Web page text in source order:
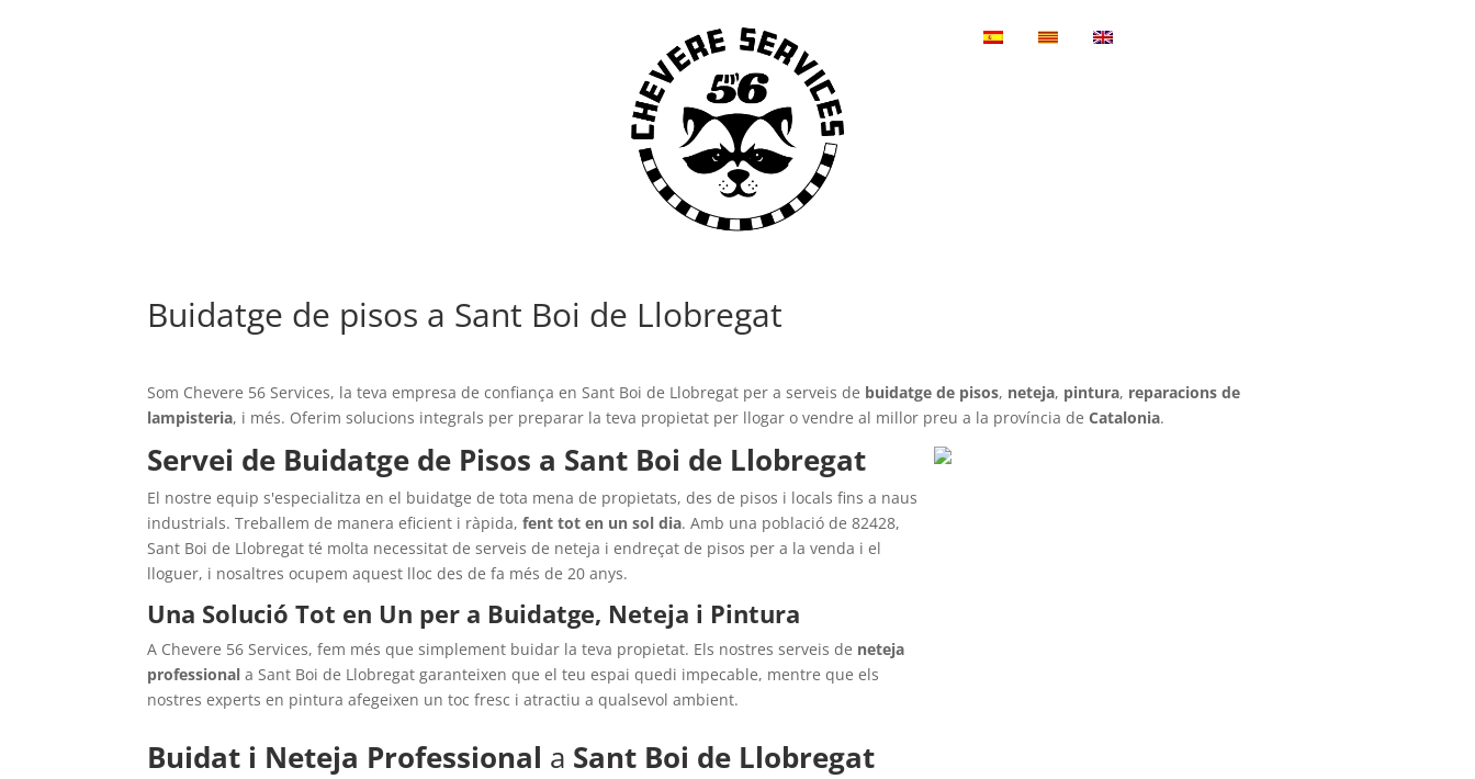
Buidatge de pisos a Sant Boi de Llobregat
Som Chevere 56 Services, la teva empresa de confiança en Sant Boi de Llobregat per a serveis de buidatge de pisos, neteja, pintura, reparacions de
lampisteria, i més. Oferim solucions integrals per preparar la teva propietat per llogar o vendre al millor preu a la província deCatalonia.
Servei de Buidatge de Pisos a Sant Boi de Llobregat
El nostre equip s'especialitza en el buidatge de tota mena de propietats, des de pisos i locals fins a naus
industrials. Treballem de manera eficient i ràpida,fent tot en un sol dia. Amb una població de 82428,
Sant Boi de Llobregat té molta necessitat de serveis de neteja i endreçat de pisos per a la venda i el
lloguer, i nosaltres ocupem aquest lloc des de fa més de 20 anys.
Una Solució Tot en Un per a Buidatge, Neteja i Pintura
A Chevere 56 Services, fem més que simplement buidar la teva propietat. Els nostres serveis de neteja
professional a Sant Boi de Llobregat garanteixen que el teu espai quedi impecable, mentre que els
nostres experts en pintura afegeixen un toc fresc i atractiu a qualsevol ambient.
Buidat i Neteja Professional a Sant Boi de Llobregat